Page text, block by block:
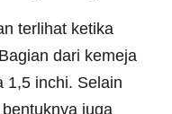
terlihat ketika
dari kemeja
1,5 inchi. Selain
juga